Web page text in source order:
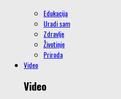
Edukacija
Uradi sam
Zdravlje
Životinje
Priroda
Video
Video